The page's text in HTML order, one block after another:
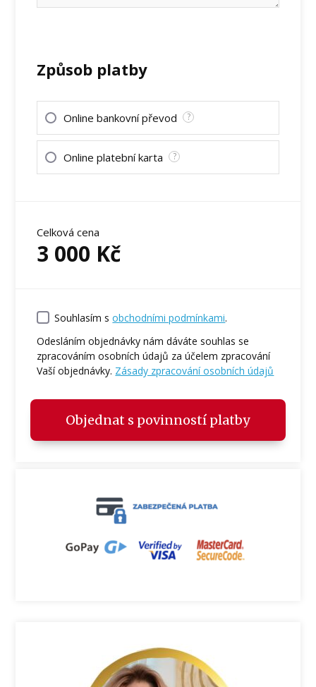
Způsob platby
Online bankovní převod ?
Online platební karta ?
Celková cena
3 000 Kč
Souhlasím sobchodními podmínkami.
Odesláním objednávky nám dáváte souhlas se
zpracováním osobních údajů za účelem zpracování
Vaší objednávky. Zásady zpracování osobních údajů
Objednat s povinností platby